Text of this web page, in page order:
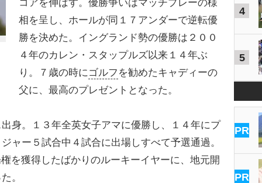
コアを伸ばす。優勝争いはマッチプレーの様
相を呈し、ホールが同１７アンダーで逆転優
勝を決めた。イングランド勢の優勝は２００
４年のカレン・スタップルズ以来１４年ぶ
り。７歳の時にゴルフ を勧めたキャディーの
父に、最高のプレゼントとなった。
身。１３年全英女子アマに優勝し、１４年にプ
ャー５試合中４試合に出場しすべて予選通過。
を獲得したばかりのルーキーイヤーに、地元開
。
4
5
PR
PR